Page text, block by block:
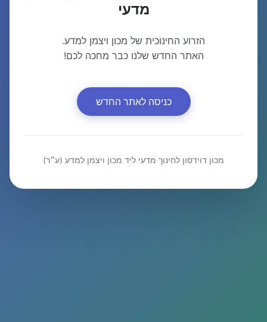
מדעי
הזרוע החינוכית של מכון ויצמן למדע.
האתר החדש שלנו כבר מחכה לכם!
כניסה לאתר החדש
מכון דוידסון לחינוך מדעי ליד מכון ויצמן למדע (ע״ר)